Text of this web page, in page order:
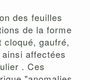
des feuilles
de la forme
cloqué, gaufré,
affectées
. Ces